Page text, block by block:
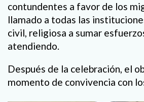
contundentes a favor de los
llamado a todas las
civil, religiosa a sumar
atendiendo.
Después de la celebración, el
momento de convivencia con